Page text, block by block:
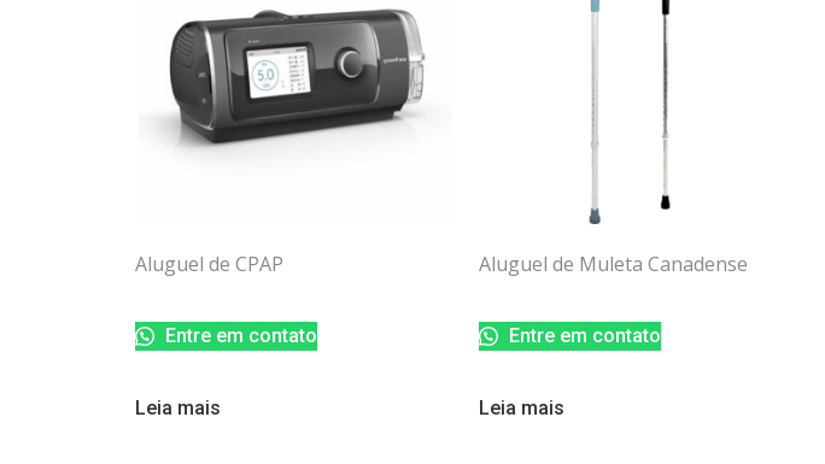
Aluguel de CPAP
Entre em contato
Leia mais
Aluguel de Muleta Canadense
Entre em contato
Leia mais